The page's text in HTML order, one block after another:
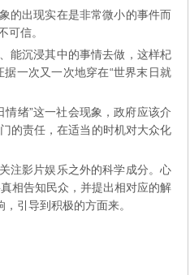
的出现实在是非常微小的事件而
可信。
能沉浸其中的事情去做，这样杞
一次又一次地穿在“世界末日就
绪”这一社会现象，政府应该介
的责任，在适当的时机对大众化
注影片娱乐之外的科学成分。心
相告知民众，并提出相对应的解
引导到积极的方面来。